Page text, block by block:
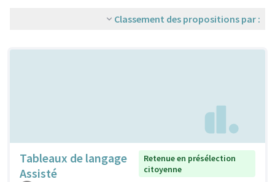
Classement des propositions par :
Tableaux de langage
Assisté
Retenue en présélection
citoyenne